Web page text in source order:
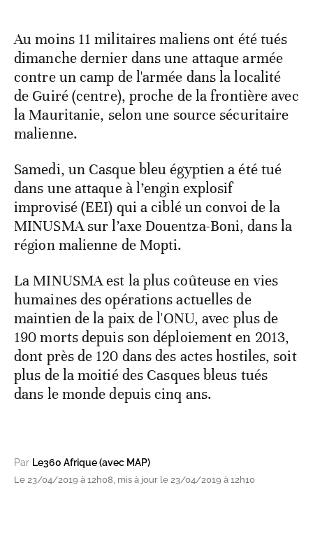
Au moins 11 militaires maliens ont été tués
dimanche dernier dans une attaque armée
contre un camp de l'armée dans la localité
de Guiré (centre), proche de la frontière avec
la Mauritanie, selon une source sécuritaire
malienne.
Samedi, un Casque bleu égyptien a été tué
dans une attaque à l’engin explosif
improvisé (EEI) qui a ciblé un convoi de la
MINUSMA sur l’axe Douentza-Boni, dans la
région malienne de Mopti.
La MINUSMA est la plus coûteuse en vies
humaines des opérations actuelles de
maintien de la paix de l'ONU, avec plus de
190 morts depuis son déploiement en 2013,
dont près de 120 dans des actes hostiles, soit
plus de la moitié des Casques bleus tués
dans le monde depuis cinq ans.
Par Le360 Afrique (avec MAP)
Le 23/04/2019 à 12h08, mis à jour le 23/04/2019 à 12h10